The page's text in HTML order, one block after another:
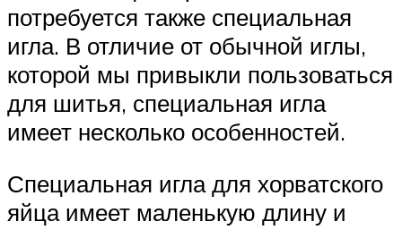
потребуется также специальная
игла. В отличие от обычной иглы,
которой мы привыкли пользоваться
для шитья, специальная игла
имеет несколько особенностей.
Специальная игла для хорватского
яйца имеет маленькую длину и